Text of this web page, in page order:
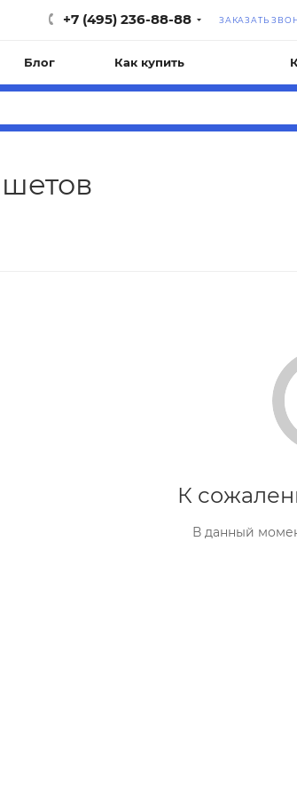
+7 (495) 236-88-88 ЗАКАЗАТЬ
Блог Как купить
К
В данный